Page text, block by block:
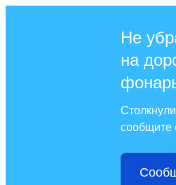
Не
на
сообщите